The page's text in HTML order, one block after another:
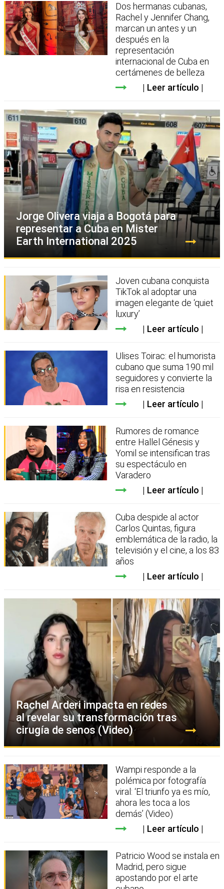
Dos hermanas cubanas,
Rachel y Jennifer Chang,
marcan un antes y un
después en la
representación
internacional de Cuba en
certámenes de belleza
Leer artículo
Jorge Olivera viaja a Bogotá para
representar a Cuba en Mister
Earth International 2025
Joven cubana conquista
TikTok al adoptar una
imagen elegante de ‘quiet
luxury’
Leer artículo
Ulises Toirac: el humorista
cubano que suma 190 mil
seguidores y convierte la
risa en resistencia
Leer artículo
Rumores de romance
entre Hallel Génesis y
Yomil se intensifican tras
su espectáculo en
Varadero
Leer artículo
Cuba despide al actor
Carlos Quintas, figura
emblemática de la radio, la
televisión y el cine, a los 83
años
Leer artículo
Rachel Arderi impacta en redes
al revelar su transformación tras
cirugía de senos (Video)
Wampi responde a la
polémica por fotografía
viral: ‘El triunfo ya es mío,
ahora les toca a los
demás’ (Video)
Leer artículo
Patricio Wood se instala en
Madrid, pero sigue
apostando por el arte